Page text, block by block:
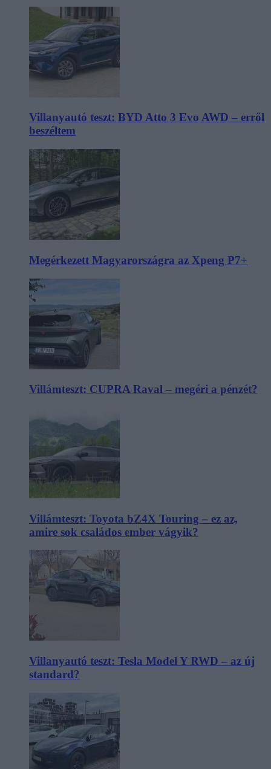
Villanyautó teszt: BYD Atto 3 Evo AWD – erről
beszéltem
Megérkezett Magyarországra az Xpeng P7+
Villámteszt: CUPRA Raval – megéri a pénzét?
Villámteszt: Toyota bZ4X Touring – ez az,
amire sok családos ember vágyik?
Villanyautó teszt: Tesla Model Y RWD – az új
standard?